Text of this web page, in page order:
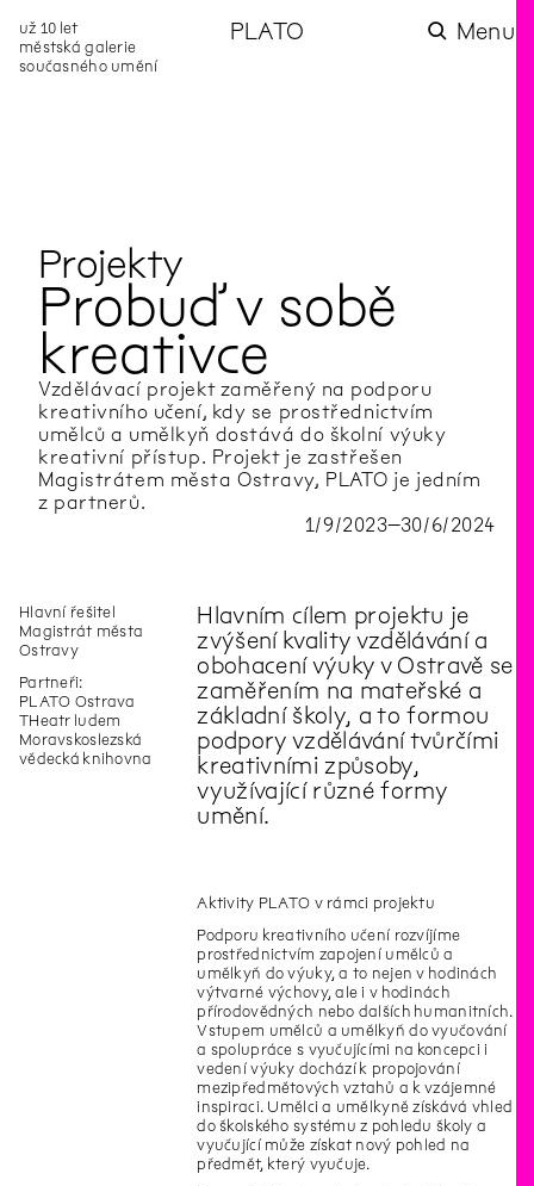
už 10 let
městská galerie
současného umění
PLATO Menu
Projekty
Probuď v sobě
kreativce
Vzdělávací projekt zaměřený na podporu
kreativního učení, kdy se prostřednictvím
umělců a umělkyň dostává do školní výuky
kreativní přístup. Projekt je zastřešen
Magistrátem města Ostravy, PLATO je jedním
z partnerů.
1 /9/2023–30/6/2024
Hlavní řešitel
Magistrát města
Ostravy
Partneři:
PLATO Ostrava
THeatr ludem
Moravskoslezská
vědecká knihovna
Hlavním cílem projektu je
zvýšení kvality vzdělávání a
obohacení výuky v Ostravě se
zaměřením na mateřské a
základní školy, a to formou
podpory vzdělávání tvůrčími
kreativními způsoby,
využívající různé formy
umění.
Aktivity PLATO v rámci projektu
Podporu kreativního učení rozvíjíme
prostřednictvím zapojení umělců a
umělkyň do výuky, a to nejen v hodinách
výtvarné výchovy, ale i v hodinách
přírodovědných nebo dalších humanitních.
Vstupem umělců a umělkyň do vyučování
a spolupráce s vyučujícími na koncepci i
vedení výuky dochází k propojování
mezipředmětových vztahů a k vzájemné
inspiraci. Umělci a umělkyně získává vhled
do školského systému z pohledu školy a
vyučující může získat nový pohled na
předmět, který vyučuje.